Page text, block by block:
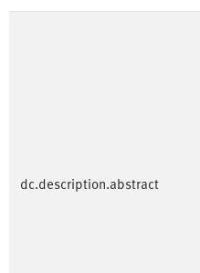
dc.description.abstract